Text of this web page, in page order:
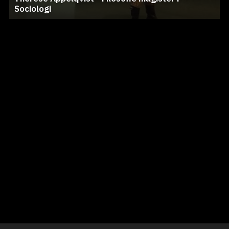
Sociologi